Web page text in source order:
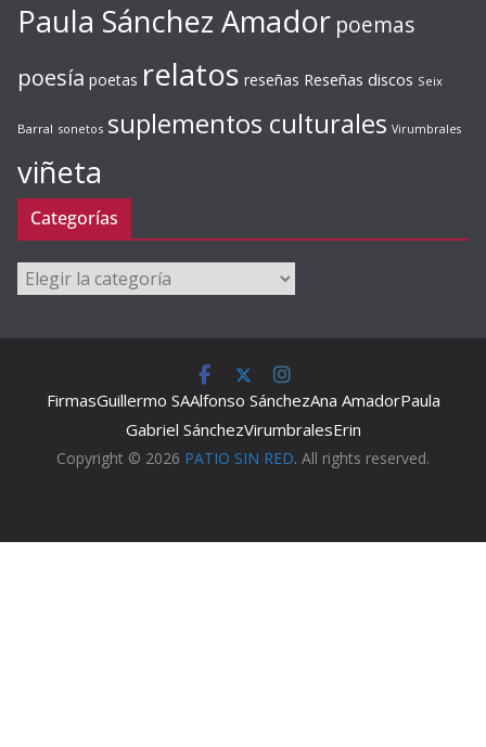
Paula Sánchez Amador poemas
poesía poetas relatos reseñas Reseñas discos Seix
Barral sonetos suplementos culturales Virumbrales
viñeta
Categorías
Categorías
FirmasGuillermo SAAlfonso SánchezAna AmadorPaula
Gabriel SánchezVirumbralesErin
Copyright © 2026 PATIO SIN RED. All rights reserved.